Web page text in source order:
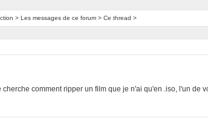
> Les messages de ce forum> Ce thread >
cherche comment ripper un film que je n'ai qu'en .iso, l'un de